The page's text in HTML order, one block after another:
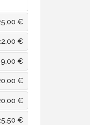
€
€
€
€
€
€